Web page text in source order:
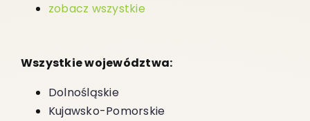
zobacz wszystkie
Wszystkie województwa:
Dolnośląskie
Kujawsko-Pomorskie